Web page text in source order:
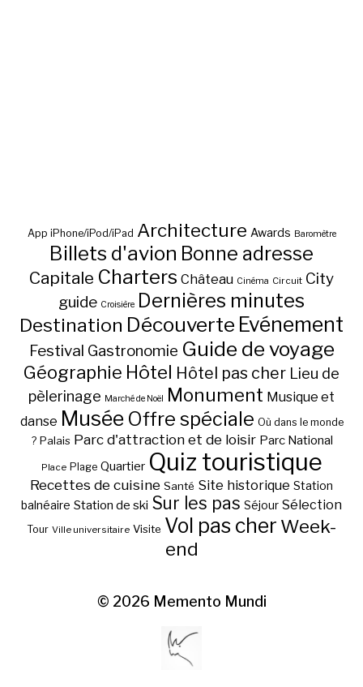
App iPhone/iPod/iPad Architecture Awards Baromètre
Billets d'avion Bonne adresse
Capitale Charters Château Cinéma Circuit City
guide Croisière Dernières minutes
Destination Découverte Evénement
Festival Gastronomie Guide de voyage
Géographie Hôtel Hôtel pas cher Lieu de
pèlerinage Marché de Noël Monument Musique et
danse Musée Offre spéciale Où dans le monde
? Palais Parc d'attraction et de loisir Parc National
Place Plage Quartier Quiz touristique
Recettes de cuisine Santé Site historique Station
balnéaire Station de ski Sur les pas Séjour Sélection
Tour Ville universitaire Visite Vol pas cher Week-
end
© 2026 Memento Mundi